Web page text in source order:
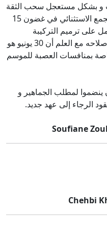
و بشكل مستعجل سحب الثقة
من المكتب المسير الحالي و عقد الجمع الاستثنائي في غضون 15
على ترميم التركيبة
البشرية الضعيفة و إصلاح ما يمكن إصلاحه مع العلم أن 30 يونيو هو
بمنافسات العصبة للموسم
لمطلب الجماهير و
الرجاء إلى عهد جديد.
Soufiane
Chehbi